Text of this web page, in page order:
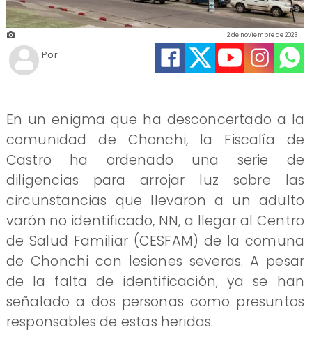
2 de noviembre de 2023
Por
En un enigma que ha desconcertado a la
comunidad de Chonchi, la Fiscalía de
Castro ha ordenado una serie de
diligencias para arrojar luz sobre las
circunstancias que llevaron a un adulto
varón no identificado, NN, a llegar al Centro
de Salud Familiar (CESFAM) de la comuna
de Chonchi con lesiones severas. A pesar
de la falta de identificación, ya se han
señalado a dos personas como presuntos
responsables de estas heridas.